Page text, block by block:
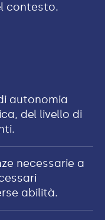
contesto.
autonomia
del livello di
necessarie a
abilità.